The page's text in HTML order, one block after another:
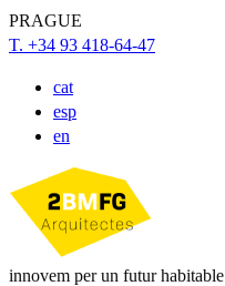
PRAGUE
T. +34 93 418-64-47
cat
esp
en
innovem per un futur habitable